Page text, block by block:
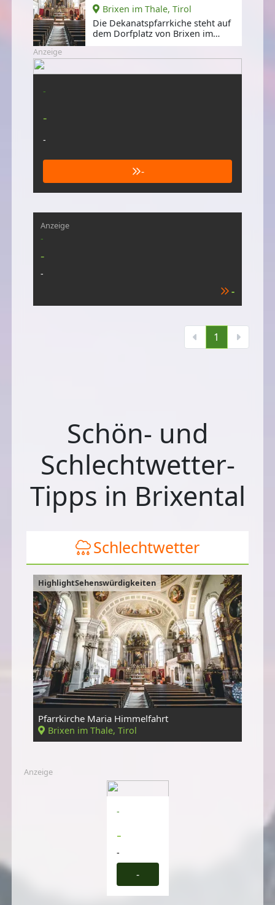
Brixen im Thale, Tirol
Die Dekanatspfarrkiche steht auf
dem Dorfplatz von Brixen im
Anzeige
-
-
-
-
Anzeige
-
-
-
-
1
Schön- und
Schlechtwetter-
Tipps in Brixental
Schlechtwetter
HighlightSehenswürdigkeiten
Pfarrkirche Maria Himmelfahrt
Brixen im Thale, Tirol
Anzeige
-
-
-
-